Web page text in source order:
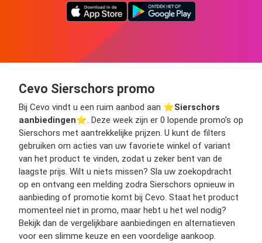
Cevo Sierschors promo
Bij Cevo vindt u een ruim aanbod aan ⭐️Sierschors
aanbiedingen⭐️. Deze week zijn er 0 lopende promo’s op
Sierschors met aantrekkelijke prijzen. U kunt de filters
gebruiken om acties van uw favoriete winkel of variant
van het product te vinden, zodat u zeker bent van de
laagste prijs. Wilt u niets missen? Sla uw zoekopdracht
op en ontvang een melding zodra Sierschors opnieuw in
aanbieding of promotie komt bij Cevo. Staat het product
momenteel niet in promo, maar hebt u het wel nodig?
Bekijk dan de vergelijkbare aanbiedingen en alternatieven
voor een slimme keuze en een voordelige aankoop.